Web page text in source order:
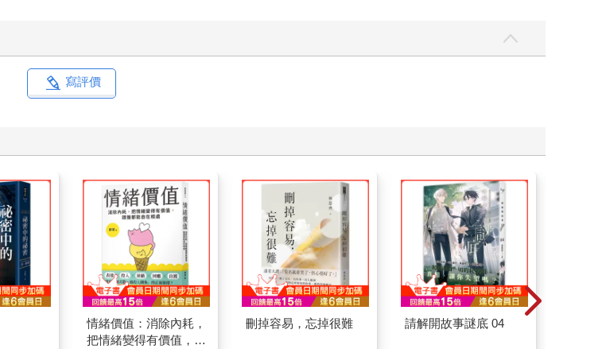
寫評價
情緒價值：消除內耗，
把情緒變得有價值，跟
刪掉容易，忘掉很難 請解開故事謎底 04